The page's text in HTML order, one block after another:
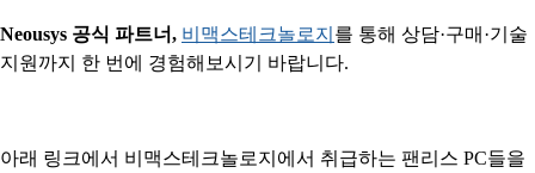
Neousys 공식 파트너, 비맥스테크놀로지 를 통해 상담·구매·기술
지원까지 한 번에 경험해보시기 바랍니다.
아래 링크에서 비맥스테크놀로지에서 취급하는 팬리스 PC들을